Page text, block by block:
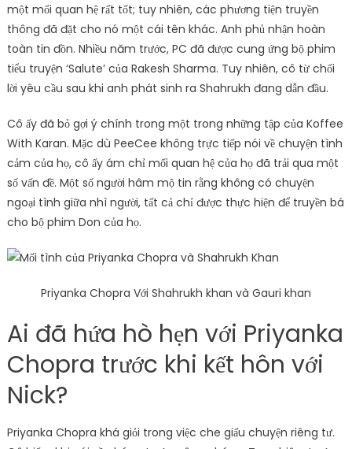
một mối quan hệ rất tốt; tuy nhiên, các phương tiện truyền
thông đã đặt cho nó một cái tên khác. Anh phủ nhận hoàn
toàn tin đồn. Nhiều năm trước, PC đã được cung ứng bộ phim
tiểu truyện ‘Salute’ của Rakesh Sharma. Tuy nhiên, cô từ chối
lời yêu cầu sau khi anh phát sinh ra Shahrukh đang dẫn đầu.
Cô ấy đã bỏ gợi ý chính trong một trong những tập của Koffee
With Karan. Mặc dù PeeCee không trực tiếp nói về chuyện tình
cảm của họ, cô ấy ám chỉ mối quan hệ của họ đã trải qua một
số vấn đề. Một số người hâm mộ tin rằng không có chuyện
ngoại tình giữa nhì người, tất cả chỉ được thực hiện để truyền bá
cho bộ phim Don của họ.
Priyanka Chopra Với Shahrukh khan và Gauri khan
Ai đã hứa hò hẹn với Priyanka
Chopra trước khi kết hôn với
Nick?
Priyanka Chopra khá giỏi trong việc che giấu chuyện riêng tư.